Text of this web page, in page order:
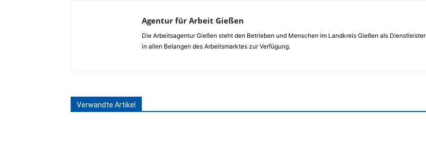
Agentur für Arbeit Gießen
Die Arbeitsagentur Gießen steht den Betrieben und Menschen im Landkreis Gießen als Dienstleister
in allen Belangen des Arbeitsmarktes zur Verfügung.
Verwandte Artikel